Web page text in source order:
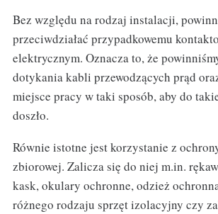
Bez względu na rodzaj instalacji,
przeciwdziałać przypadkowemu
elektrycznym. Oznacza to, że
dotykania kabli przewodzących prąd
miejsce pracy w taki sposób, aby do
doszło.
Równie istotne jest korzystanie z
zbiorowej. Zalicza się do niej m.in.
kask, okulary ochronne, odzież
różnego rodzaju sprzęt izolacyjny czy